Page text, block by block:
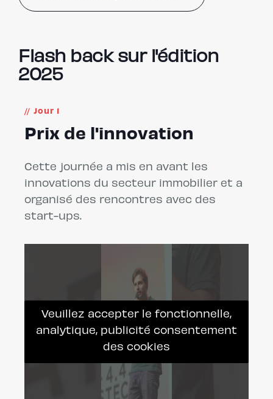
Flash back sur l'édition
2025
Jour 1
Prix de l'innovation
Cette journée a mis en avant les
innovations du secteur immobilier et a
organisé des rencontres avec des
start-ups.
Veuillez accepter le fonctionnelle,
analytique, publicité consentement
des cookies